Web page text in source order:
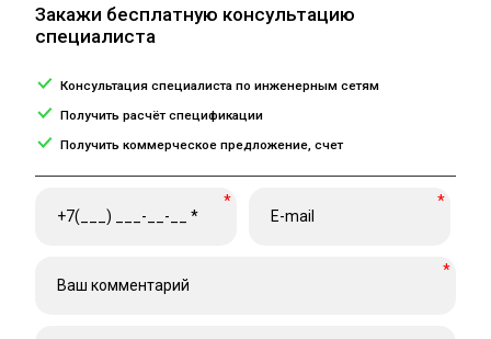
Закажи бесплатную консультацию
специалиста
Консультация специалиста по инженерным сетям
Получить расчёт спецификации
Получить коммерческое предложение, счет
* *
*